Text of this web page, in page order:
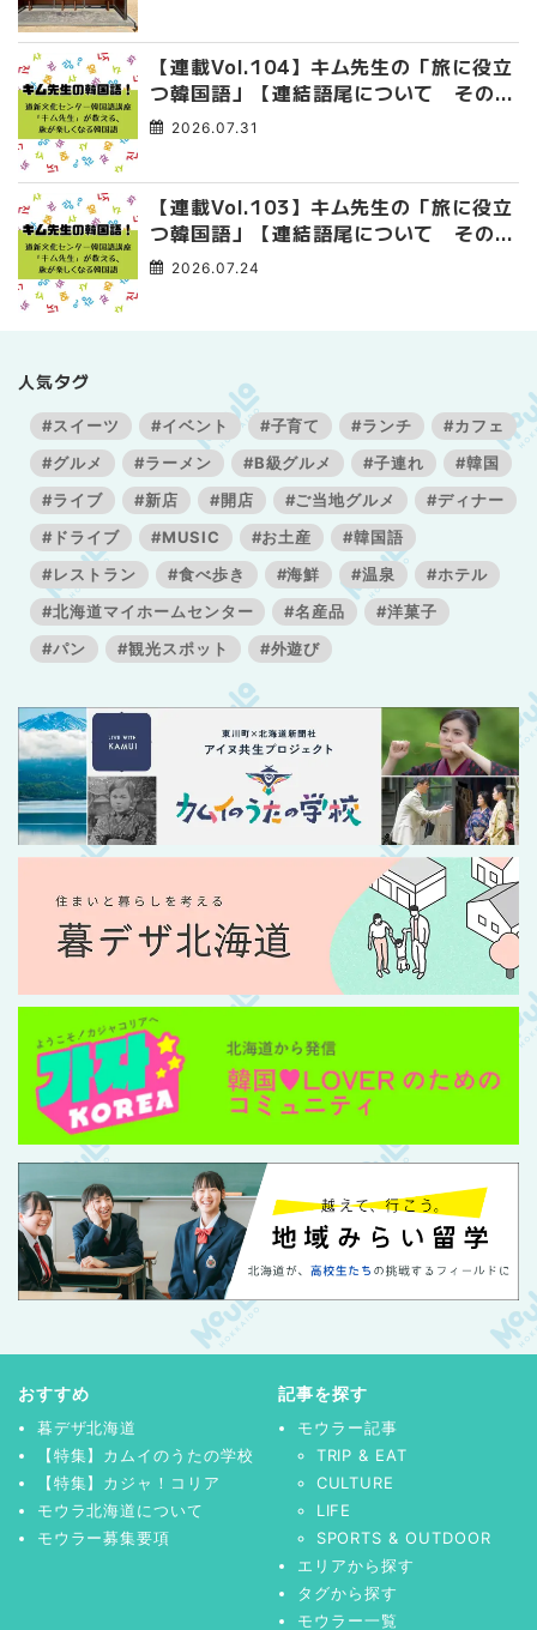
【連載Vol.104】キム先生の「旅に役立
つ韓国語」【連結語尾について その
4】2026.07.31
【連載Vol.103】キム先生の「旅に役立
つ韓国語」【連結語尾について その
3】2026.07.24
人気タグ
#スイーツ #イベント #子育て #ランチ
#カフェ
#グルメ
#ラーメン #B級グルメ #子連れ
#韓国
#ライブ
#新店 #開店 #ご当地グルメ
#ディナー
#ドライブ
#MUSIC #お土産
#韓国語
#レストラン
#食べ歩き #海鮮 #温泉
#ホテル
#北海道マイホームセンター
#名産品
#洋菓子
#パン
#観光スポット #外遊び
おすすめ
暮デザ北海道
【特集】カムイのうたの学校
【特集】カジャ！コリア
モウラ北海道について
モウラー募集要項
記事を探す
モウラー記事
TRIP & EAT
CULTURE
LIFE
SPORTS & OUTDOOR
エリアから探す
タグから探す
モウラー一覧